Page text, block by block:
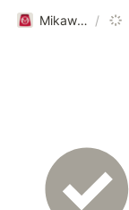
Mikawaya Subscriptionヘルプページ｜ご利用ガイド /